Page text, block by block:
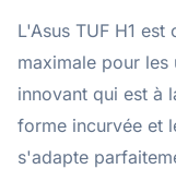
L'Asus TUF H1
maximale pour
innovant qui est à
forme incurvée et
s'adapte